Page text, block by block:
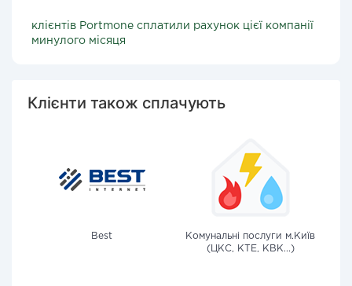
клієнтів Portmone сплатили рахунок цієї компанії
минулого місяця
Клієнти також сплачують
Best
Комунальні послуги м.Київ
(ЦКС, КТЕ, КВК...)